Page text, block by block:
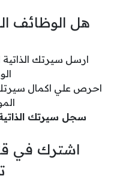
هل الوظائف
احرص علي اكمال
سجل سيرتك الذاتية
اشترك في